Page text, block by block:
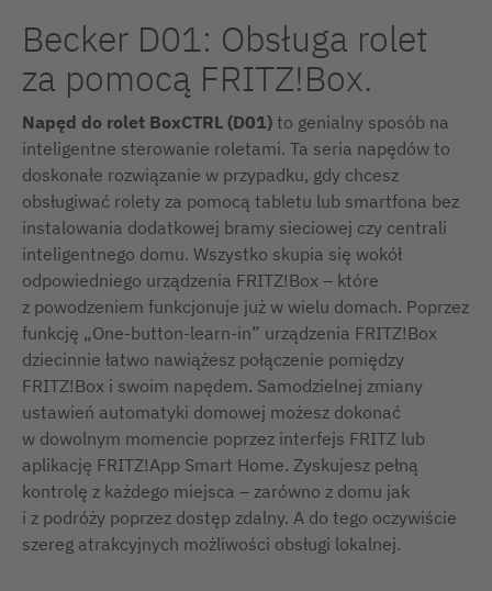
Becker D01: Obsługa rolet
za pomocą FRITZ!Box.
Napęd do rolet BoxCTRL (D01) to genialny sposób na
inteligentne sterowanie roletami. Ta seria napędów to
doskonałe rozwiązanie w przypadku, gdy chcesz
obsługiwać rolety za pomocą tabletu lub smartfona bez
instalowania dodatkowej bramy sieciowej czy centrali
inteligentnego domu. Wszystko skupia się wokół
odpowiedniego urządzenia FRITZ!Box – które
z powodzeniem funkcjonuje już w wielu domach. Poprzez
funkcję „One-button-learn-in” urządzenia FRITZ!Box
dziecinnie łatwo nawiążesz połączenie pomiędzy
FRITZ!Box i swoim napędem. Samodzielnej zmiany
ustawień automatyki domowej możesz dokonać
w dowolnym momencie poprzez interfejs FRITZ lub
aplikację FRITZ!App Smart Home. Zyskujesz pełną
kontrolę z każdego miejsca – zarówno z domu jak
i z podróży poprzez dostęp zdalny. A do tego oczywiście
szereg atrakcyjnych możliwości obsługi lokalnej.